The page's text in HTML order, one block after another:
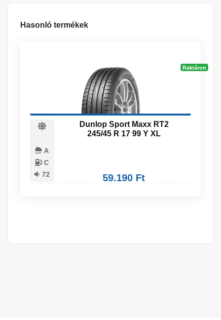
Hasonló termékek
Raktáron
A
C
72
Dunlop Sport Maxx RT2
245/45 R 17 99 Y XL
59.190 Ft